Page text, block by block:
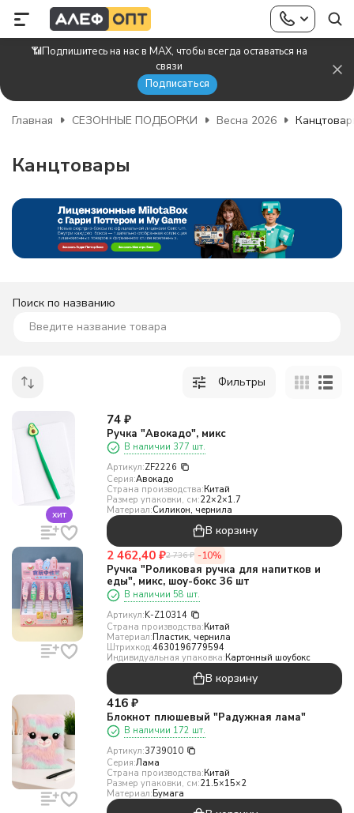
📶Подпишитесь на нас в MAX, чтобы всегда оставаться на
связи
Подписаться
Главная СЕЗОННЫЕ ПОДБОРКИ Весна 2026
Канцтовары
Поиск по названию
Фильтры
хит
74 ₽
Ручка "Авокадо", микс
В наличии 377 шт.
Артикул:ZF2226
Серия:Авокадо
Страна производства:Китай
Размер упаковки, см:22×2×1.7
Материал:Силикон, чернила
В корзину
2 462,40 ₽2 736 ₽ -10%
Ручка "Роликовая ручка для напитков и
еды", микс, шоу-бокс 36 шт
В наличии 58 шт.
Артикул:K-Z10314
Страна производства:Китай
Материал:Пластик, чернила
Штрихкод:4630196779594
Индивидуальная упаковка:Картонный шоубокс
В корзину
416 ₽
Блокнот плюшевый "Радужная лама"
В наличии 172 шт.
Артикул:3739010
Серия:Лама
Страна производства:Китай
Размер упаковки, см:21.5×15×2
Материал:Бумага